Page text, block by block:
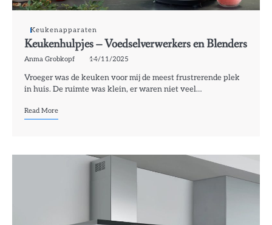
Keukenapparaten
Keukenhulpjes – Voedselverwerkers en Blenders
Anma Grobkopf 14/11/2025
Vroeger was de keuken voor mij de meest frustrerende plek
in huis. De ruimte was klein, er waren niet veel…
Read More